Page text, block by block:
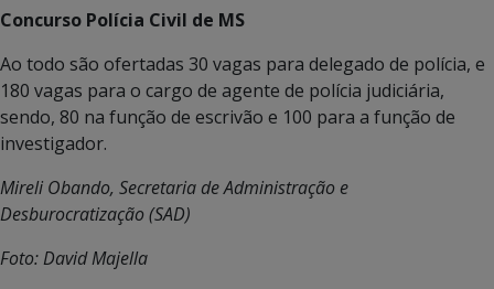
Concurso Polícia Civil de MS
Ao todo são ofertadas 30 vagas para delegado de polícia, e
180 vagas para o cargo de agente de polícia judiciária,
sendo, 80 na função de escrivão e 100 para a função de
investigador.
Mireli Obando, Secretaria de Administração e
Desburocratização (SAD)
Foto: David Majella